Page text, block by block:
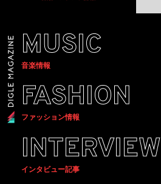
MUSIC
音楽情報
FASHION
ファッション情報
INTERVIEW
インタビュー記事